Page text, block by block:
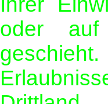
oder auf